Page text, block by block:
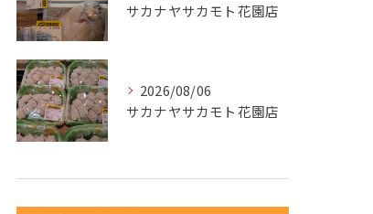
サカナヤサカモト花園店
2026/08/06
サカナヤサカモト花園店